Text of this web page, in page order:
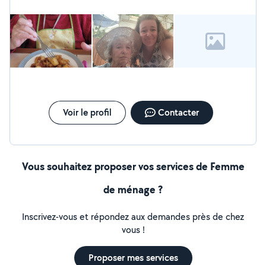
Voir le profil Contacter
Vous souhaitez proposer vos services de Femme
de ménage ?
Inscrivez-vous et répondez aux demandes près de chez
vous !
Proposer mes services